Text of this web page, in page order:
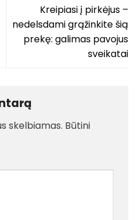
Kreipiasi į pirkėjus –
nedelsdami grąžinkite šią
prekę: galimas pavojus
sveikatai
skelbiamas. Būtini